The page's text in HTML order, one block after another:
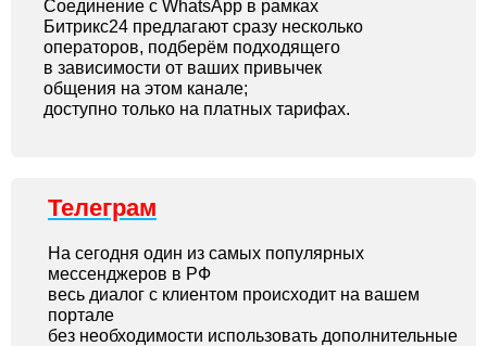
Соединение с WhatsApp в рамках
Битрикс24 предлагают сразу несколько
операторов, подберём подходящего
в зависимости от ваших привычек
общения на этом канале;
доступно только на платных тарифах.
Телеграм
На сегодня один из самых популярных
мессенджеров в РФ
весь диалог с клиентом происходит на вашем
портале
без необходимости использовать дополнительные